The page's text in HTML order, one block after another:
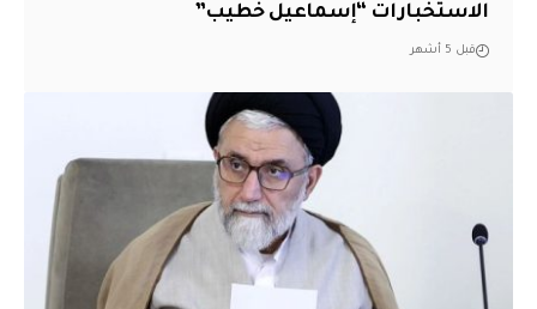
الاستخبارات “إسماعيل خطيب”
قبل 5 أشهر